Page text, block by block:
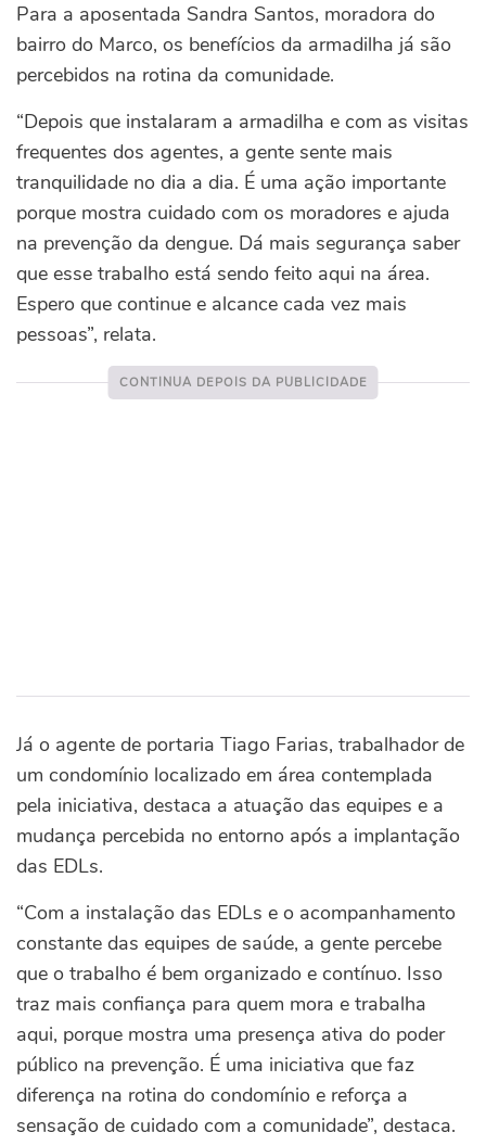
Para a aposentada Sandra Santos, moradora do
bairro do Marco, os benefícios da armadilha já são
percebidos na rotina da comunidade.
“Depois que instalaram a armadilha e com as visitas
frequentes dos agentes, a gente sente mais
tranquilidade no dia a dia. É uma ação importante
porque mostra cuidado com os moradores e ajuda
na prevenção da dengue. Dá mais segurança saber
que esse trabalho está sendo feito aqui na área.
Espero que continue e alcance cada vez mais
pessoas”, relata.
Já o agente de portaria Tiago Farias, trabalhador de
um condomínio localizado em área contemplada
pela iniciativa, destaca a atuação das equipes e a
mudança percebida no entorno após a implantação
das EDLs.
“Com a instalação das EDLs e o acompanhamento
constante das equipes de saúde, a gente percebe
que o trabalho é bem organizado e contínuo. Isso
traz mais confiança para quem mora e trabalha
aqui, porque mostra uma presença ativa do poder
público na prevenção. É uma iniciativa que faz
diferença na rotina do condomínio e reforça a
sensação de cuidado com a comunidade”, destaca.